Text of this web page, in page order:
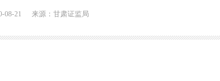
08-21 来源：甘肃证监局